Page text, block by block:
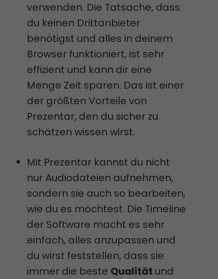
verwenden. Die Tatsache, dass
du keinen Drittanbieter
benötigst und alles in deinem
Browser funktioniert, ist sehr
effizient und kann dir eine
Menge Zeit sparen. Das ist einer
der größten Vorteile von
Prezentar, den du sicher zu
schätzen wissen wirst.
Mit Prezentar kannst du nicht
nur Audiodateien aufnehmen,
sondern sie auch so bearbeiten,
wie du es möchtest. Die Timeline
der Software macht es sehr
einfach, alles anzupassen und
du wirst feststellen, dass sie
immer die beste Qualität und